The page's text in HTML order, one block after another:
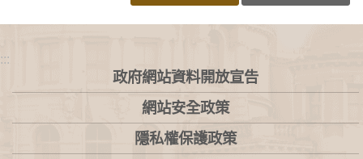
:::
政府網站資料開放宣告
網站安全政策
隱私權保護政策